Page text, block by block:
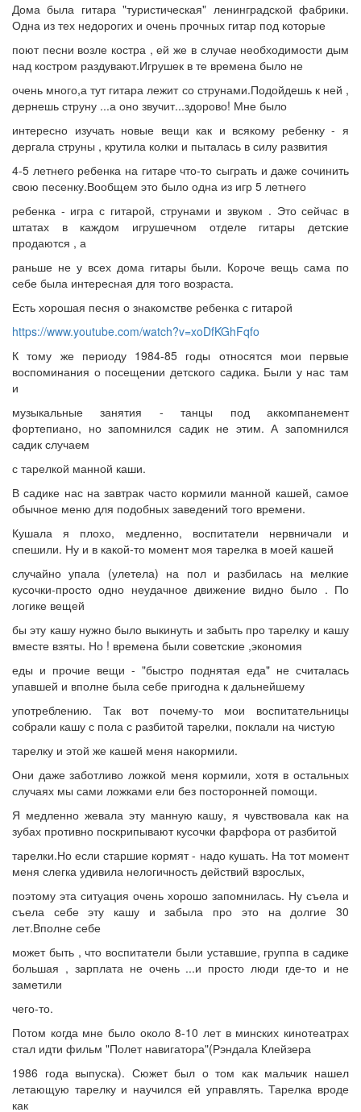
Дома была гитара "туристическая" ленинградской фабрики.
Одна из тех недорогих и очень прочных гитар под которые
поют песни возле костра , ей же в случае необходимости дым
над костром раздувают.Игрушек в те времена было не
очень много,а тут гитара лежит со струнами.Подойдешь к ней ,
дернешь струну ...а оно звучит...здорово! Мне было
интересно изучать новые вещи как и всякому ребенку - я
дергала струны , крутила колки и пыталась в силу развития
4-5 летнего ребенка на гитаре что-то сыграть и даже сочинить
свою песенку.Вообщем это было одна из игр 5 летнего
ребенка - игра с гитарой, струнами и звуком . Это сейчас в
штатах в каждом игрушечном отделе гитары детские
продаются , а
раньше не у всех дома гитары были. Короче вещь сама по
себе была интересная для того возраста.
Есть хорошая песня о знакомстве ребенка с гитарой
https://www.youtube.com/watch?v=xoDfKGhFqfo
К тому же периоду 1984-85 годы относятся мои первые
воспоминания о посещении детского садика. Были у нас там
и
музыкальные занятия - танцы под аккомпанемент
фортепиано, но запомнился садик не этим. А запомнился
садик случаем
с тарелкой манной каши.
В садике нас на завтрак часто кормили манной кашей, самое
обычное меню для подобных заведений того времени.
Кушала я плохо, медленно, воспитатели нервничали и
спешили. Ну и в какой-то момент моя тарелка в моей кашей
случайно упала (улетела) на пол и разбилась на мелкие
кусочки-просто одно неудачное движение видно было . По
логике вещей
бы эту кашу нужно было выкинуть и забыть про тарелку и кашу
вместе взяты. Но ! времена были советские ,экономия
еды и прочие вещи - "быстро поднятая еда" не считалась
упавшей и вполне была себе пригодна к дальнейшему
употреблению. Так вот почему-то мои воспитательницы
собрали кашу с пола с разбитой тарелки, поклали на чистую
тарелку и этой же кашей меня накормили.
Они даже заботливо ложкой меня кормили, хотя в остальных
случаях мы сами ложками ели без посторонней помощи.
Я медленно жевала эту манную кашу, я чувствовала как на
зубах противно поскрипывают кусочки фарфора от разбитой
тарелки.Но если старшие кормят - надо кушать. На тот момент
меня слегка удивила нелогичность действий взрослых,
поэтому эта ситуация очень хорошо запомнилась. Ну съела и
съела себе эту кашу и забыла про это на долгие 30
лет.Вполне себе
может быть , что воспитатели были уставшие, группа в садике
большая , зарплата не очень ...и просто люди где-то и не
заметили
чего-то.
Потом когда мне было около 8-10 лет в минских кинотеатрах
стал идти фильм "Полет навигатора"(Рэндала Клейзера
1986 года выпуска). Сюжет был о том как мальчик нашел
летающую тарелку и научился ей управлять. Тарелка вроде
как